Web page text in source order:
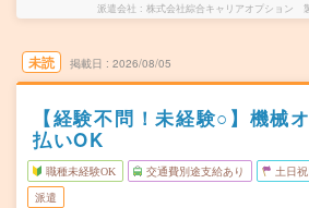
派遣会社 株式会社綜合キャリアオプション
未読 掲載日 2026/08/05
【経験不問！未経験○】機械
払いOK
職種未経験OK 交通費別途支給あり 土日
派遣